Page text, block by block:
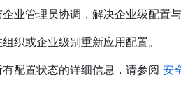
企业管理员协调，解决企业级配置
织或企业级别重新应用配置。
配置状态的详细信息，请参阅 安